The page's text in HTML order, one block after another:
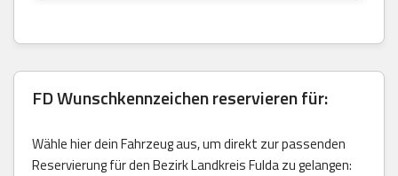
FD Wunschkennzeichen reservieren für:
Wähle hier dein Fahrzeug aus, um direkt zur passenden
Reservierung für den Bezirk Landkreis Fulda zu gelangen: